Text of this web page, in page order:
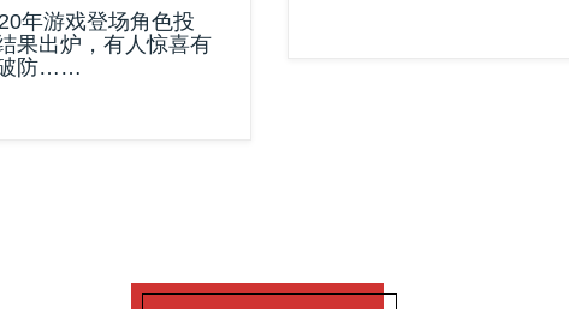
年游戏登场角色投
果出炉，有人惊喜有
防……